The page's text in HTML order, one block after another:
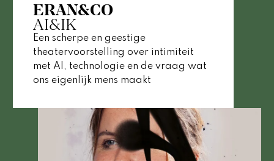
ERAN&CO
AI&IK
Een scherpe en geestige
theatervoorstelling over intimiteit
met AI, technologie en de vraag wat
ons eigenlijk mens maakt